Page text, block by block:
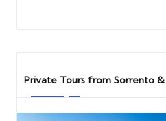
Private Tours from Sorrento